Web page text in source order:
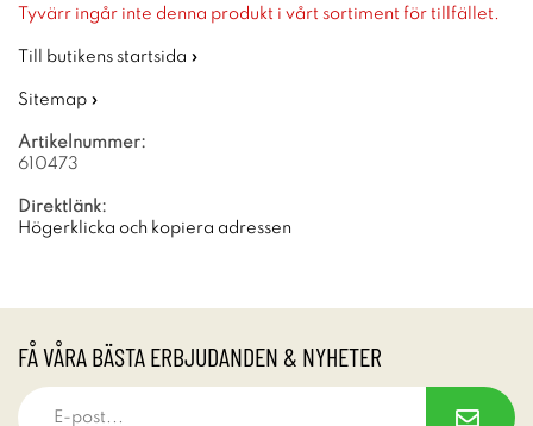
Tyvärr ingår inte denna produkt i vårt sortiment för tillfället.
Till butikens startsida »
Sitemap »
Artikelnummer:
610473
Direktlänk:
Högerklicka och kopiera adressen
FÅ VÅRA BÄSTA ERBJUDANDEN & NYHETER